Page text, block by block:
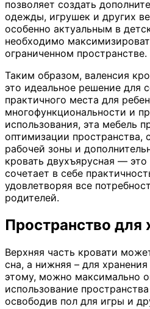
позволяет создать
одежды, игрушек и других
особенно актуальным в
необходимо
ограниченном пространстве.
Таким образом, валенсия
это идеальное решение для
практичного места для
многофункциональности и
использования, эта мебель
оптимизации пространства,
рабочей зоны и
кровать двухъярусная —
сочетает в себе
удовлетворяя все
родителей.
Пространство для
Верхняя часть кровати
сна, а нижняя – для
этому, можно максимально
использование
освободив пол для игры и